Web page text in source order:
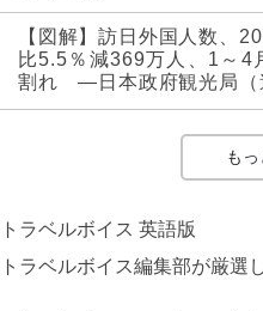
【図解】訪日外国人数、
比5.5％減369万人、1～4
割れ ―日本政府観光局（
も
トラベルボイス 英語版
トラベルボイス編集部が厳選